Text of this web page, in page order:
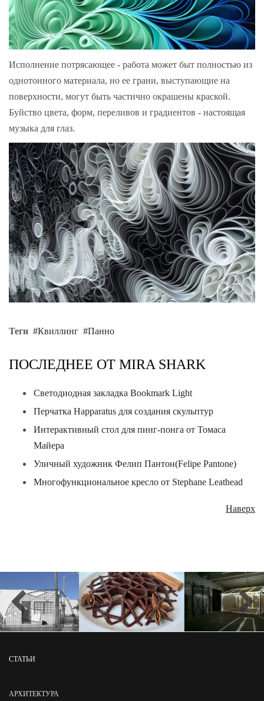
Исполнение потрясающее - работа может быт полностью из
однотонного материала, но ее грани, выступающие на
поверхности, могут быть частично окрашены краской.
Буйство цвета, форм, переливов и градиентов - настоящая
музыка для глаз.
Теги Квиллинг Панно
ПОСЛЕДНЕЕ ОТ MIRA SHARK
Светодиодная закладка Bookmark Light
Перчатка Happaratus для создания скульптур
Интерактивный стол для пинг-понга от Томаса
Майера
Уличный художник Фелип Пантон(Felipe Pantone)
Многофункциональное кресло от Stephane Leathead
Наверх
СТАТЬИ
АРХИТЕКТУРА